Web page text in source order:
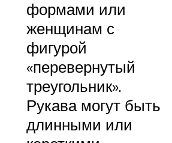
формами или
женщинам с
фигурой
«перевернутый
треугольник».
Рукава могут быть
длинными или